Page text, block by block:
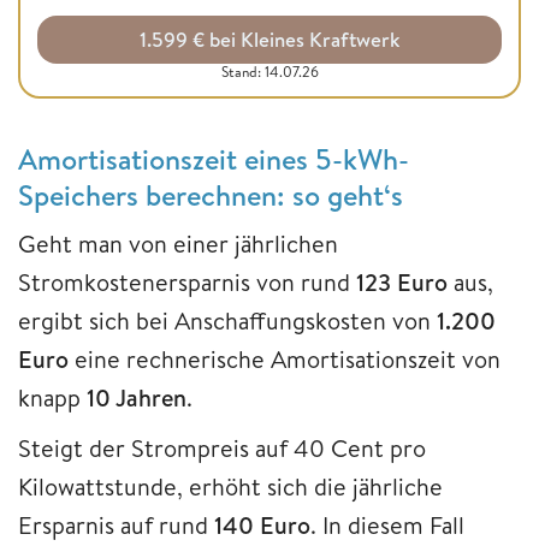
1.599 € bei Kleines Kraftwerk
Stand: 14.07.26
Amortisationszeit eines 5-kWh-
Speichers berechnen: so geht‘s
Geht man von einer jährlichen
Stromkostenersparnis von rund 123 Euro aus,
ergibt sich bei Anschaffungskosten von 1.200
Euro eine rechnerische Amortisationszeit von
knapp 10 Jahren.
Steigt der Strompreis auf 40 Cent pro
Kilowattstunde, erhöht sich die jährliche
Ersparnis auf rund 140 Euro. In diesem Fall